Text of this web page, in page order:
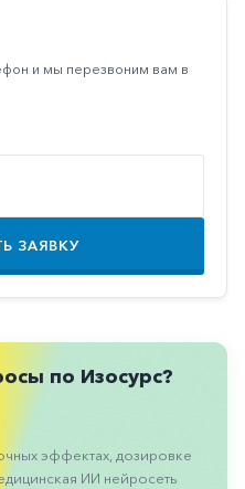
и мы перезвоним вам в
ЗАЯВКУ
по Изосурс?
эффектах, дозировке
ИИ нейросеть